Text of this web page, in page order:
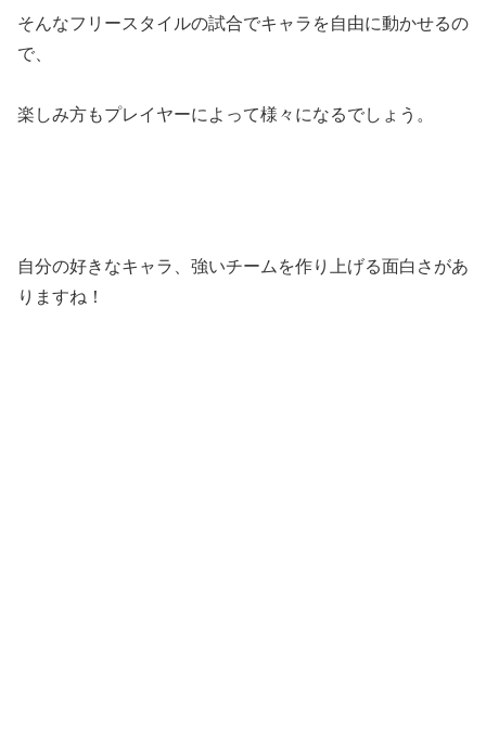
そんなフリースタイルの試合でキャラを自由に動かせるの
で、
楽しみ方もプレイヤーによって様々になるでしょう。
自分の好きなキャラ、強いチームを作り上げる面白さがあ
りますね！